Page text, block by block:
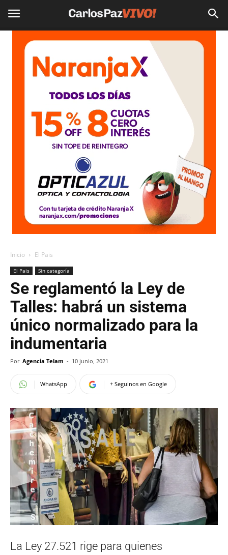
Inicio El Pais
El Pais Sin categoría
Se reglamentó la Ley de
Talles: habrá un sistema
único normalizado para la
indumentaria
Por Agencia Telam - 10 junio, 2021
WhatsApp + Seguinos en Google
La Ley 27.521 rige para quienes